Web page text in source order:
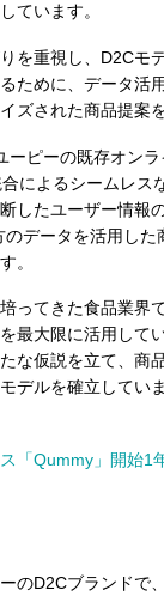
ています。
を重視し、D2Cモ
ために、データ活
ズされた商品提案
ーピーの既存オン
によるシームレス
したユーザー情報
データを活用した
。
ってきた食品業界
最大限に活用して
な仮説を立て、商
デルを確立していま
「Qummy」開始1
のD2Cブランドで